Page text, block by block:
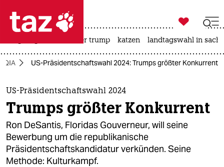
 taz zahl ich
taz zahl ich
themen
politik
öko
gesellschaft

taz zahl ich
usa unter trump katzen landtagswahl in
US-Präsidentschaftswahl 2024: Trumps größter Konkurrent
US-Präsidentschaftswahl 2024
Trumps größter Konkurrent
Ron DeSantis, Floridas Gouverneur, will seine
Bewerbung um die republikanische
Präsidentschaftskandidatur verkünden. Seine
Methode: Kulturkampf.